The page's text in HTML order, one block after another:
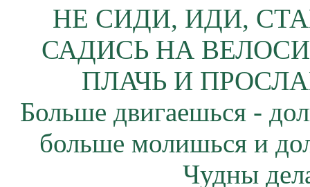
НЕ СИДИ, ИДИ,
САДИСЬ НА
ПЛАЧЬ И
Больше двигаешься -
больше молишься и
Чудны